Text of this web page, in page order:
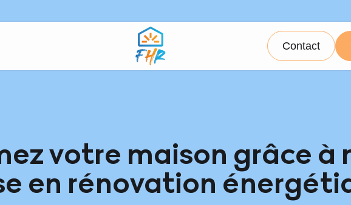
Contact
votre maison grâce à
en rénovation